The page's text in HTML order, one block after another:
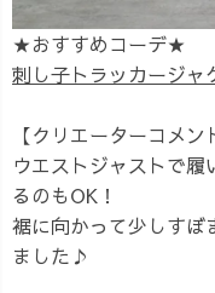
★おすすめコーデ★
刺し子トラッカージ
【クリエーターコメン
ウエストジャストで
るのもOK！
裾に向かって少しすぼ
ました♪